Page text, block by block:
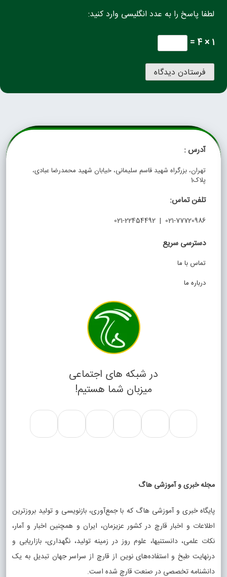
لطفا پاسخ را به عدد انگلیسی وارد کنید:
1 × 4 =
آدرس :
تهران، بزرگراه شهید قاسم سلیمانی، خیابان شهید محمدرضا عبادی،
پلاک1
تلفن تماس:
021-77720986 | 021-22454492
دسترسی سریع
تماس با ما
درباره ما
در شبکه های اجتماعی
میزبان شما هستیم!
مجله خبری و آموزشی هاگ
پایگاه خبری و آموزشی هاگ که با جمع‌آوری، بازنویسی و تولید بروزترین
اطلاعات و اخبار قارچ در کشور عزیزمان، ایران و همچنین اخبار و آمار،
نکات علمی، دانستنیها، علوم روز در زمینه تولید، نگهداری، بازاریابی و
درنهایت طبخ و استفاده‌های نوین از قارچ از سراسر جهان تبدیل به یک
دانشنامه تخصصی در صنعت قارچ شده است.